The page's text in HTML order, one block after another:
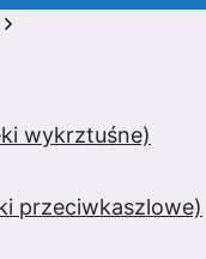
wykrztuśne)
przeciwkaszlowe)